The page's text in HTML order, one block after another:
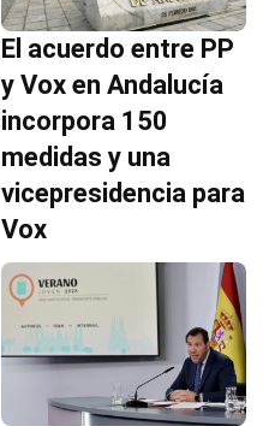
El acuerdo entre PP
y Vox en Andalucía
incorpora 150
medidas y una
vicepresidencia para
Vox